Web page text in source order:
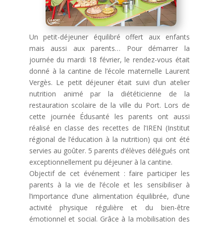
Un petit-déjeuner équilibré offert aux enfants
mais aussi aux parents… Pour démarrer la
journée du mardi 18 février, le rendez-vous était
donné à la cantine de l’école maternelle Laurent
Vergès. Le petit déjeuner était suivi d’un atelier
nutrition animé par la diététicienne de la
restauration scolaire de la ville du Port. Lors de
cette journée Édusanté les parents ont aussi
réalisé en classe des recettes de l’IREN (Institut
régional de l’éducation à la nutrition) qui ont été
servies au goûter. 5 parents d’élèves délégués ont
exceptionnellement pu déjeuner à la cantine.
Objectif de cet événement : faire participer les
parents à la vie de l’école et les sensibiliser à
l’importance d’une alimentation équilibrée, d’une
activité physique régulière et du bien-être
émotionnel et social. Grâce à la mobilisation des